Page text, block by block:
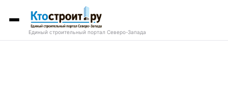
Единый строительный портал Северо-Запада